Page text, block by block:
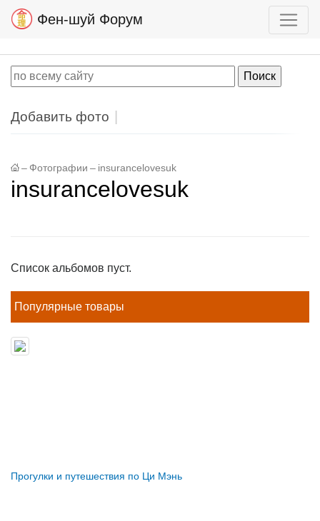
Фен-шуй Форум
Добавить фото
– Фотографии – insurancelovesuk
insurancelovesuk
Список альбомов пуст.
Популярные товары
Прогулки и путешествия по Ци Мэнь